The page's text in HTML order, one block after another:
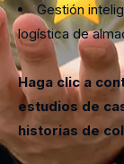
Gestión
logística de
Haga clic a
estudios de
historias de